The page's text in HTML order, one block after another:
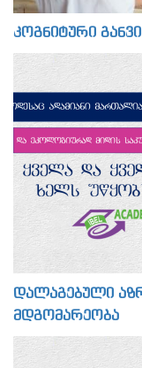
კოგნიტური
დალაგებული
მდგომარეობა